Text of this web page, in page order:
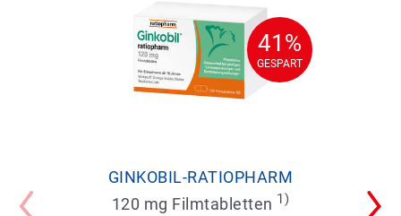
41%
GESPART
41%
GESPART
GINKOBIL-RATIOPHARM
120 mg Filmtabletten 1)